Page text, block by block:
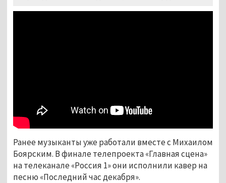
Ранее музыканты уже работали вместе с Михаилом
Боярским. В финале телепроекта «Главная сцена»
на телеканале «Россия 1» они исполнили кавер на
песню «Последний час декабря».